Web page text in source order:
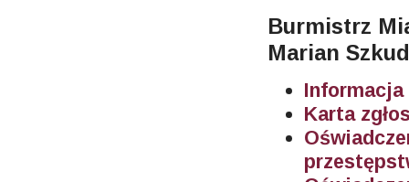
Burmistrz
Marian
Informacja
Karta